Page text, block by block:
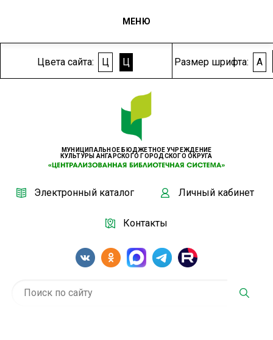
Цвета сайта: Ц Ц Размер шрифта: A
МУНИЦИПАЛЬНОЕ БЮДЖЕТНОЕ УЧРЕЖДЕНИЕ
КУЛЬТУРЫ АНГАРСКОГО ГОРОДСКОГО ОКРУГА
Электронный каталог Личный кабинет
Контакты
МЕНЮ